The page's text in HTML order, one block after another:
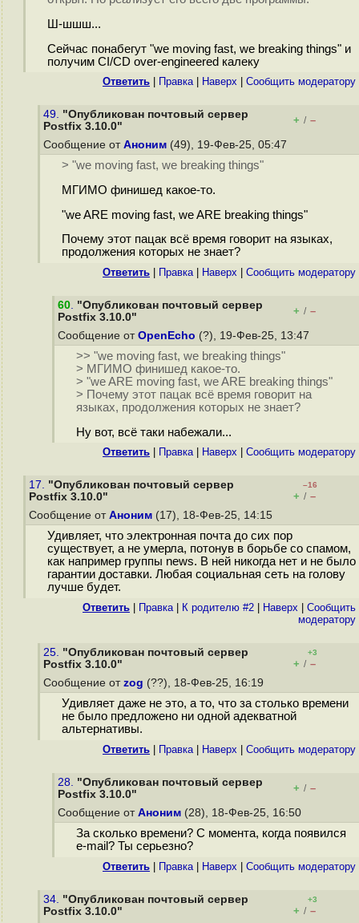
Ш-шшш...
Сейчас понабегут "we moving fast, we breaking things" и
получим CI/CD over-engineered калеку
Ответить Правка| Наверх Cообщить модератору
49. "Опубликован почтовый сервер
Postfix 3.10.0"
+ / –
Сообщение от Аноним (49), 19-Фев-25, 05:47
> "we moving fast, we breaking things"
МГИМО финишед какое-то.
"we ARE moving fast, we ARE breaking things"
Почему этот пацак всё время говорит на языках,
продолжения которых не знает?
Ответить Правка| Наверх Cообщить модератору
60. "Опубликован почтовый сервер
Postfix 3.10.0"
+ / –
Сообщение от OpenEcho (?), 19-Фев-25, 13:47
>> "we moving fast, we breaking things"
> МГИМО финишед какое-то.
> "we ARE moving fast, we ARE breaking things"
> Почему этот пацак всё время говорит на
языках, продолжения которых не знает?
Ну вот, всё таки набежали...
Ответить Правка| Наверх Cообщить модератору
17. "Опубликован почтовый сервер
Postfix 3.10.0"
–16
+ / –
Сообщение от Аноним (17), 18-Фев-25, 14:15
Удивляет, что электронная почта до сих пор
существует, а не умерла, потонув в борьбе со спамом,
как например группы news. В ней никогда нет и не было
гарантии доставки. Любая социальная сеть на голову
лучше будет.
Ответить Правка| К родителю #2 Наверх
Cообщить
модератору
25. "Опубликован почтовый сервер
Postfix 3.10.0"
+3
+ / –
Сообщение от zog (??), 18-Фев-25, 16:19
Удивляет даже не это, а то, что за столько времени
не было предложено ни одной адекватной
альтернативы.
Ответить Правка| Наверх Cообщить модератору
28. "Опубликован почтовый сервер
Postfix 3.10.0"
+ / –
Сообщение от Аноним (28), 18-Фев-25, 16:50
За сколько времени? С момента, когда появился
e-mail? Ты серьезно?
Ответить Правка| Наверх Cообщить модератору
34. "Опубликован почтовый сервер
Postfix 3.10.0"
+3
+ / –